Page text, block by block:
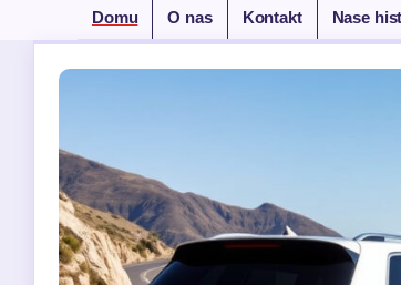
Domu O nas Kontakt Nase